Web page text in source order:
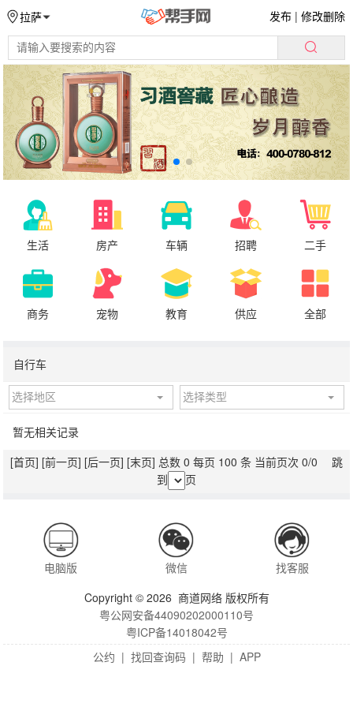
拉萨 发布 |修改删除
生活 房产 车辆 招聘 二手
商务 宠物 教育 供应 全部
自行车
选择地区 选择类型
暂无相关记录
[首页] [前一页] [后一页] [末页] 总数 0 每页 100 条 当前页次 0/0 跳
到
页
电脑版 微信
找客服
Copyright © 2026 商道网络 版权所有
粤公网安备44090202000110号
粤ICP备14018042号
公约 | 找回查询码 | 帮助 | APP